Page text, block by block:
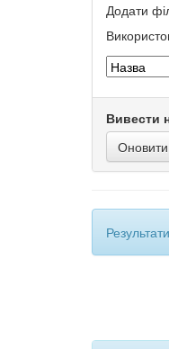
Додати
Вивести